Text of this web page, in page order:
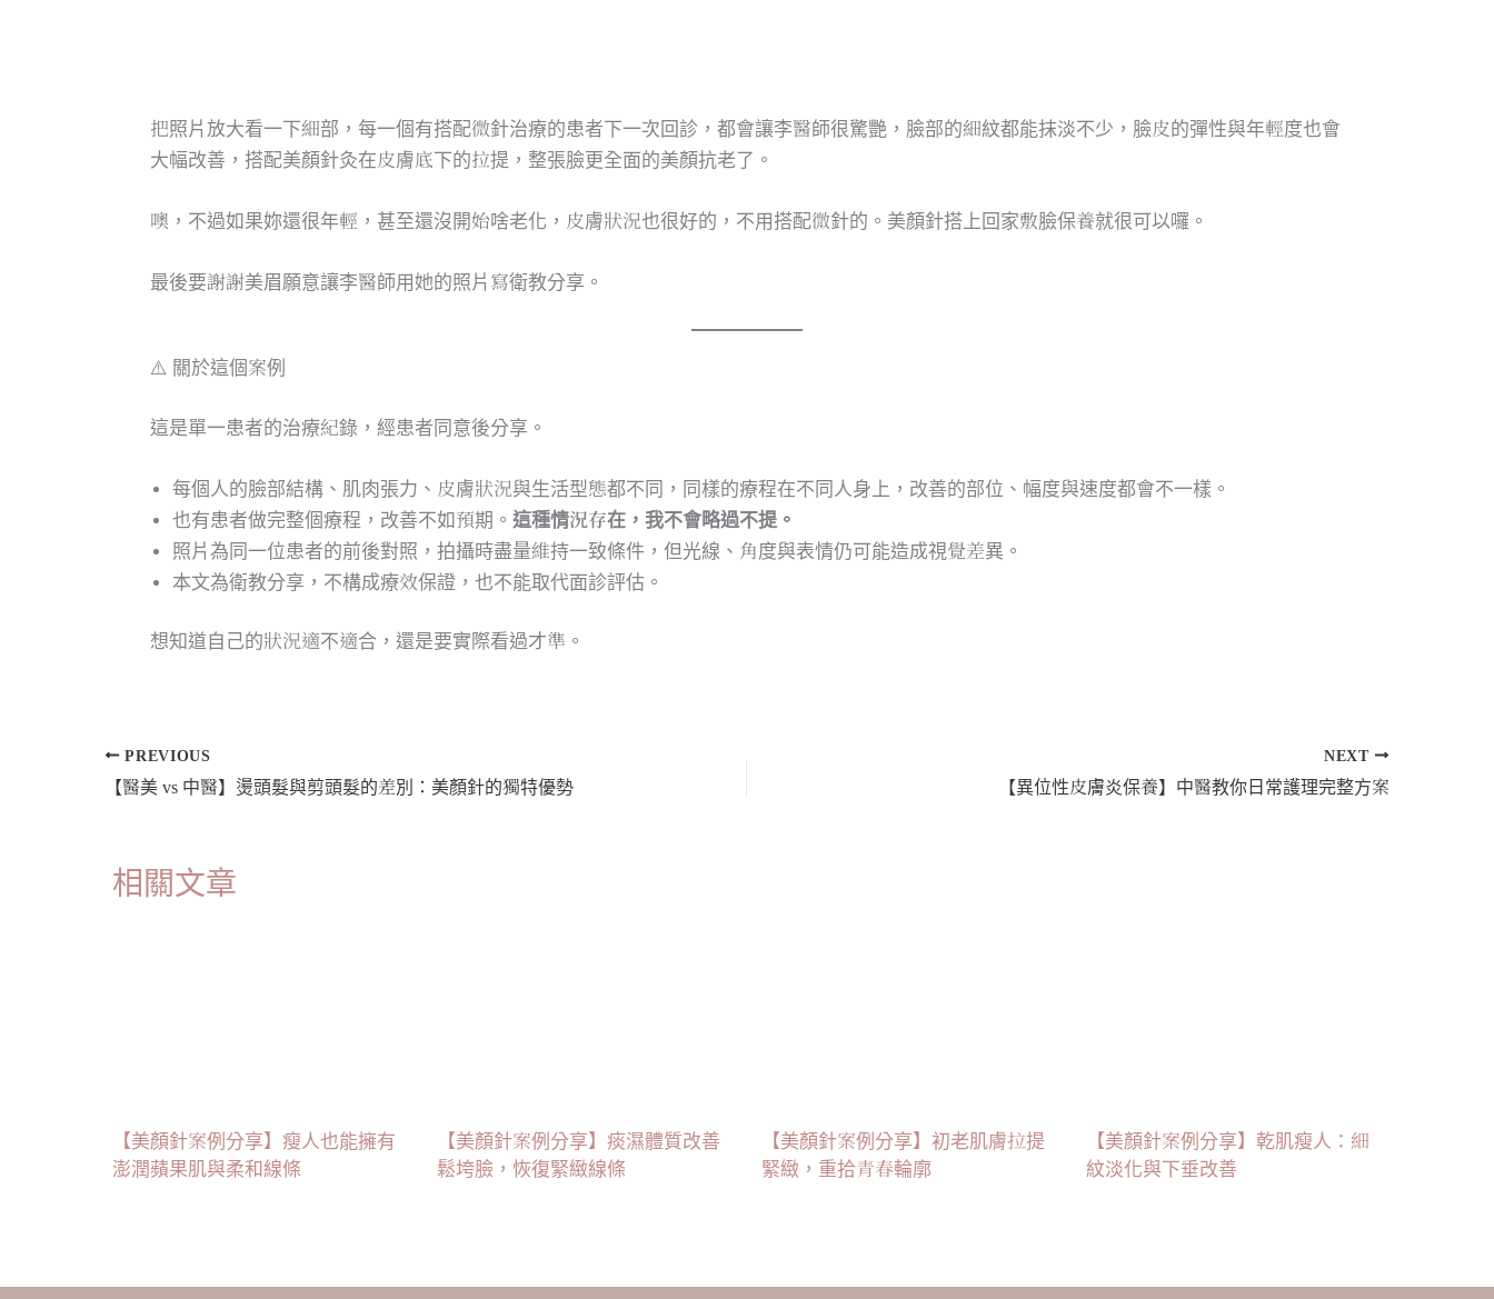
把照片放大看一下細部，每一個有搭配微針治療的患者下一次回診，都會讓李醫師很驚艷，臉部的細紋都能抹淡不少，臉皮的彈性與年輕度也會
大幅改善，搭配美顏針灸在皮膚底下的拉提，整張臉更全面的美顏抗老了。
噢，不過如果妳還很年輕，甚至還沒開始啥老化，皮膚狀況也很好的，不用搭配微針的。美顏針搭上回家敷臉保養就很可以囉。
最後要謝謝美眉願意讓李醫師用她的照片寫衛教分享。
⚠️ 關於這個案例
這是單一患者的治療紀錄，經患者同意後分享。
每個人的臉部結構、肌肉張力、皮膚狀況與生活型態都不同，同樣的療程在不同人身上，改善的部位、幅度與速度都會不一樣。
也有患者做完整個療程，改善不如預期。 這種情況存在，我不會略過不提。
照片為同一位患者的前後對照，拍攝時盡量維持一致條件，但光線、角度與表情仍可能造成視覺差異。
本文為衛教分享，不構成療效保證，也不能取代面診評估。
想知道自己的狀況適不適合，還是要實際看過才準。
PREVIOUS
【醫美 vs 中醫】燙頭髮與剪頭髮的差別：美顏針的獨特優勢
NEXT
【異位性皮膚炎保養】中醫教你日常護理完整方案
相關文章
【美顏針案例分享】瘦人也能擁有
澎潤蘋果肌與柔和線條
【美顏針案例分享】痰濕體質改善
鬆垮臉，恢復緊緻線條
【美顏針案例分享】初老肌膚拉提
緊緻，重拾青春輪廓
【美顏針案例分享】乾肌瘦人：細
紋淡化與下垂改善